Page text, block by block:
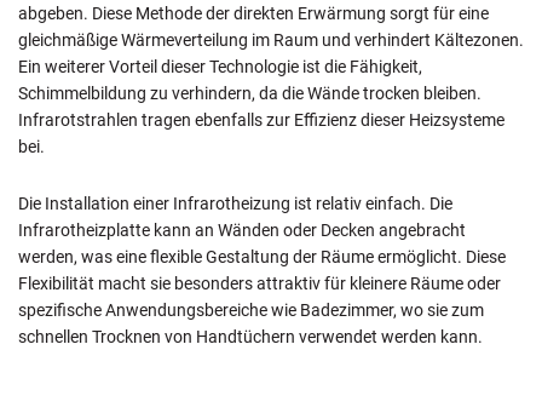
abgeben. Diese Methode der direkten Erwärmung sorgt für eine
gleichmäßige Wärmeverteilung im Raum und verhindert Kältezonen.
Ein weiterer Vorteil dieser Technologie ist die Fähigkeit,
Schimmelbildung zu verhindern, da die Wände trocken bleiben.
Infrarotstrahlen tragen ebenfalls zur Effizienz dieser Heizsysteme
bei.
Die Installation einer Infrarotheizung ist relativ einfach. Die
Infrarotheizplatte kann an Wänden oder Decken angebracht
werden, was eine flexible Gestaltung der Räume ermöglicht. Diese
Flexibilität macht sie besonders attraktiv für kleinere Räume oder
spezifische Anwendungsbereiche wie Badezimmer, wo sie zum
schnellen Trocknen von Handtüchern verwendet werden kann.